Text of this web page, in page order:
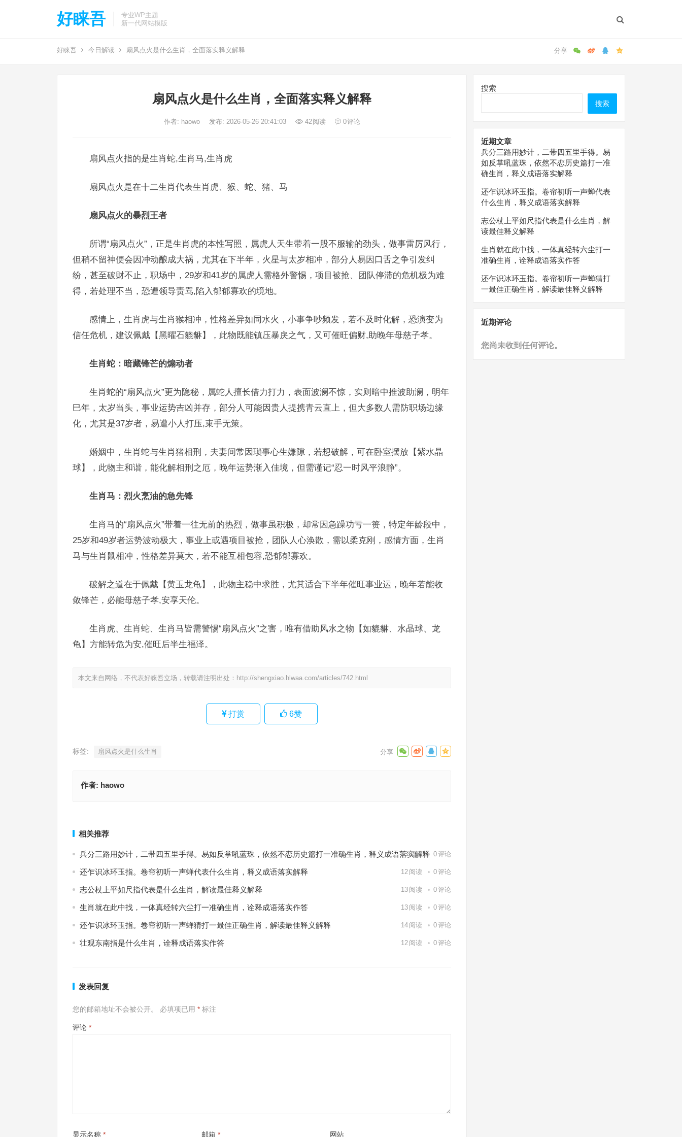
好睐吾
专业WP主题
新一代网站模版
好睐吾 今日解读 扇风点火是什么生肖，全面落实释义解释
扇风点火是什么生肖，全面落实释义解释
作者: haowo 发布: 2026-05-26 20:41:03 42阅读 0评论
扇风点火指的是生肖蛇,生肖马,生肖虎
扇风点火是在十二生肖代表生肖虎、猴、蛇、猪、马
扇风点火的暴烈王者
所谓“扇风点火”，正是生肖虎的本性写照，属虎人天生带着一股不服输的劲头，做事雷厉风行，
但稍不留神便会因冲动酿成大祸，尤其在下半年，火星与太岁相冲，部分人易因口舌之争引发纠
纷，甚至破财不止，职场中，29岁和41岁的属虎人需格外警惕，项目被抢、团队停滞的危机极为难
得，若处理不当，恐遭领导责骂,陷入郁郁寡欢的境地。
感情上，生肖虎与生肖猴相冲，性格差异如同水火，小事争吵频发，若不及时化解，恐演变为
信任危机，建议佩戴【黑曜石貔貅】，此物既能镇压暴戾之气，又可催旺偏财,助晚年母慈子孝。
生肖蛇：暗藏锋芒的煽动者
生肖蛇的“扇风点火”更为隐秘，属蛇人擅长借力打力，表面波澜不惊，实则暗中推波助澜，明年
巳年，太岁当头，事业运势吉凶并存，部分人可能因贵人提携青云直上，但大多数人需防职场边缘
化，尤其是37岁者，易遭小人打压,束手无策。
婚姻中，生肖蛇与生肖猪相刑，夫妻间常因琐事心生嫌隙，若想破解，可在卧室摆放【紫水晶
球】，此物主和谐，能化解相刑之厄，晚年运势渐入佳境，但需谨记“忍一时风平浪静”。
生肖马：烈火烹油的急先锋
生肖马的“扇风点火”带着一往无前的热烈，做事虽积极，却常因急躁功亏一篑，特定年龄段中，
25岁和49岁者运势波动极大，事业上或遇项目被抢，团队人心涣散，需以柔克刚，感情方面，生肖
马与生肖鼠相冲，性格差异莫大，若不能互相包容,恐郁郁寡欢。
破解之道在于佩戴【黄玉龙龟】，此物主稳中求胜，尤其适合下半年催旺事业运，晚年若能收
敛锋芒，必能母慈子孝,安享天伦。
生肖虎、生肖蛇、生肖马皆需警惕“扇风点火”之害，唯有借助风水之物【如貔貅、水晶球、龙
龟】方能转危为安,催旺后半生福泽。
本文来自网络，不代表好睐吾立场，转载请注明出处： http://shengxiao.hlwaa.com/articles/742.html
打赏 6赞
标签: 扇风点火是什么生肖
作者: haowo
相关推荐
兵分三路用妙计，二带四五里手得。易如反掌吼蓝珠，依然不恋历史篇打一准确生肖，释义成语落实解释
13阅读 0评论
还乍识冰环玉指。卷帘初听一声蝉代表什么生肖，释义成语落实解释 12 阅读 0评论
志公杖上平如尺指代表是什么生肖，解读最佳释义解释 13 阅读 0评论
生肖就在此中找，一体真经转六尘打一准确生肖，诠释成语落实作答 13 阅读 0评论
还乍识冰环玉指。卷帘初听一声蝉猜打一最佳正确生肖，解读最佳释义解释 14 阅读 0评论
壮观东南指是什么生肖，诠释成语落实作答 12 阅读 0评论
发表回复
您的邮箱地址不会被公开。 必填项已用 * 标注
评论 *
显示名称 * 邮箱 * 网站
搜索
搜索
近期文章
兵分三路用妙计，二带四五里手得。易
如反掌吼蓝珠，依然不恋历史篇打一准
确生肖，释义成语落实解释
还乍识冰环玉指。卷帘初听一声蝉代表
什么生肖，释义成语落实解释
志公杖上平如尺指代表是什么生肖，解
读最佳释义解释
生肖就在此中找，一体真经转六尘打一
准确生肖，诠释成语落实作答
还乍识冰环玉指。卷帘初听一声蝉猜打
一最佳正确生肖，解读最佳释义解释
近期评论
您尚未收到任何评论。